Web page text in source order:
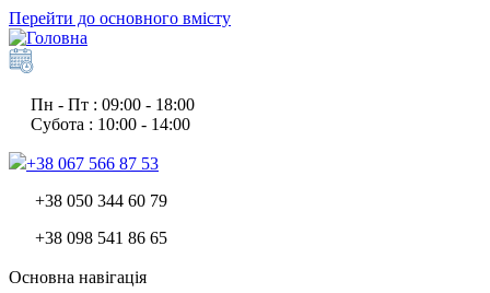
Перейти до основного вмісту
Пн - Пт : 09:00 - 18:00
Субота : 10:00 - 14:00
+38 067 566 87 53
+38 050 344 60 79
+38 098 541 86 65
Основна навігація